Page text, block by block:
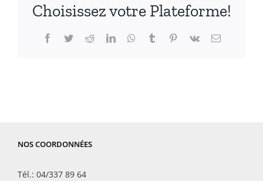
Choisissez votre Plateforme!
Facebook
TwitterRedditLinkedInWhatsApp
TumblrPinterest
Vk Email
NOS COORDONNÉES
Tél.: 04/337 89 64